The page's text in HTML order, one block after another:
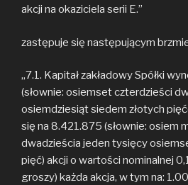
akcji na okaziciela serii E.”
zastępuje się następującym
„7.1. Kapitał zakładowy Spółki
(słownie: osiemset czterdzieści
osiemdziesiąt siedem złotych
się na 8.421.875 (słownie: osiem
dwadzieścia jeden tysięcy
pięć) akcji o wartości nominalnej
groszy) każda akcja, w tym na: